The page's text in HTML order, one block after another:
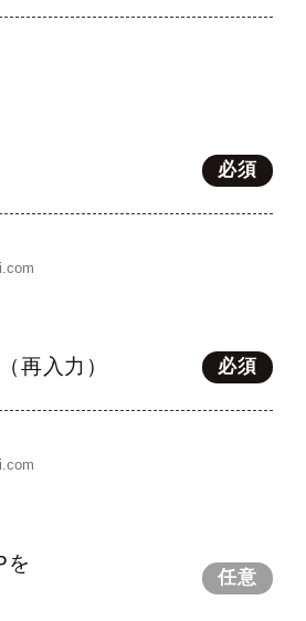
必須
再入力） 必須
を
任意